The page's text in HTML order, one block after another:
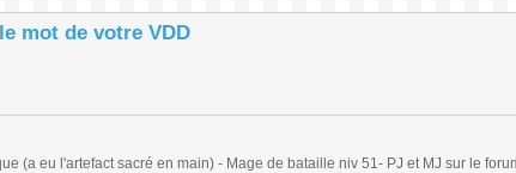
mot de votre VDD
(a eu l'artefact sacré en main) - Mage de bataille niv 51- PJ et MJ sur le